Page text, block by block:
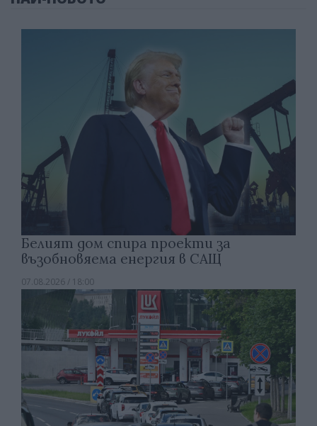
Белият дом спира проекти за
възобновяема енергия в САЩ
07.08.2026 / 18:00